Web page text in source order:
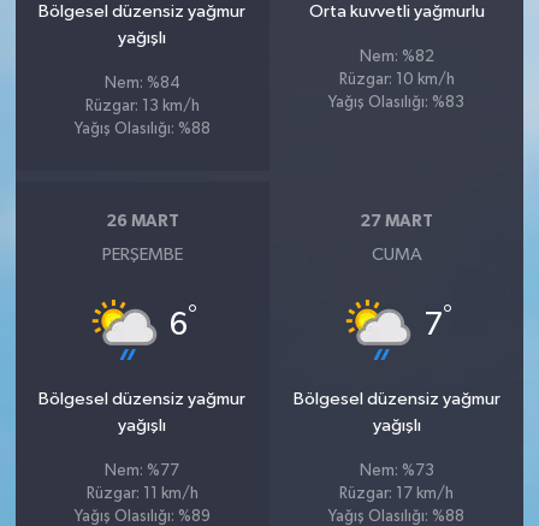
Bölgesel düzensiz yağmur
yağışlı
Nem: %84
Rüzgar: 13 km/h
Yağış Olasılığı: %88
Orta kuvvetli yağmurlu
Nem: %82
Rüzgar: 10 km/h
Yağış Olasılığı: %83
26 MART
PERŞEMBE
6°
Bölgesel düzensiz yağmur
yağışlı
Nem: %77
Rüzgar: 11 km/h
Yağış Olasılığı: %89
27 MART
CUMA
7°
Bölgesel düzensiz yağmur
yağışlı
Nem: %73
Rüzgar: 17 km/h
Yağış Olasılığı: %88